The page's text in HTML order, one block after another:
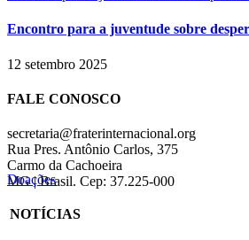
Encontro para a juventude sobre
12 setembro 2025
FALE CONOSCO
secretaria@fraterinternacional.org
Rua Pres. Antônio Carlos, 375
Carmo da Cachoeira
MG | Brasil. Cep: 37.225-000
Doações
NOTÍCIAS